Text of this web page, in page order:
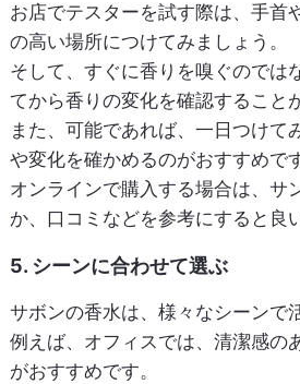
お店でテスターを試す際は、手首
の高い場所につけてみましょう。
そして、すぐに香りを嗅ぐのでは
てから香りの変化を確認すること
また、可能であれば、一日つけて
や変化を確かめるのがおすすめです
オンラインで購入する場合は、サ
か、口コミなどを参考にすると良
5. シーンに合わせて選ぶ
サボンの香水は、様々なシーンで
例えば、オフィスでは、清潔感の
がおすすめです。